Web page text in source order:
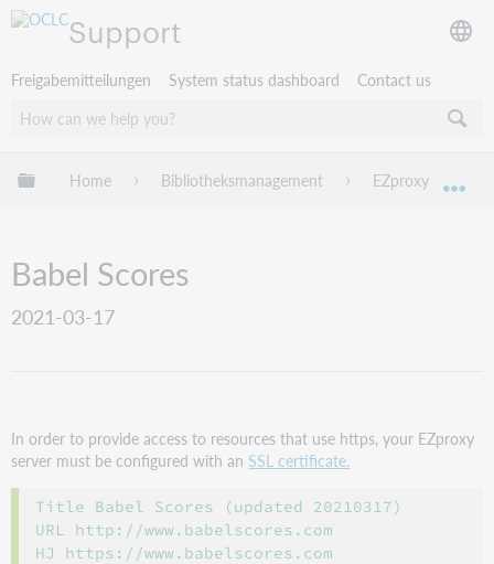
Support
Freigabemitteilungen System status dashboard Contact us
Globale Hierarchie expandieren/verbergen
Home Bibliotheksmanagement EZproxy
Babel Scores
2021-03-17
In order to provide access to resources that use https, your EZproxy
server must be configured with an SSL certificate.
Title Babel Scores (updated 20210317)
URL http://www.babelscores.com
HJ https://www.babelscores.com